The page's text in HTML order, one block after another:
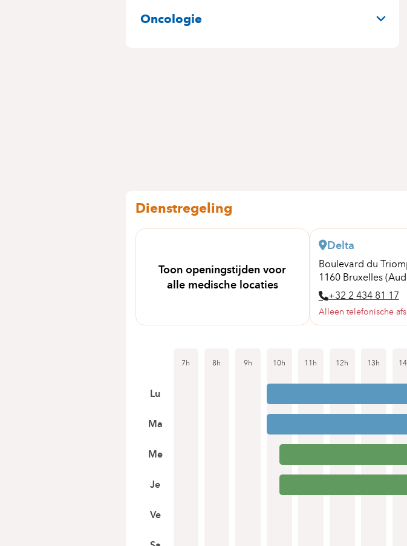
SPECIALITEITEN
Oncologie
Dienstregeling
Toon openingstijden voor
alle medische locaties
Delta
Boulevard du
1160 Bruxelles
+32 2 434 81 17
Alleen telefonische
7h 8h 9h 10h 11h 12h 13h
Lu
Ma
Me
Je
Ve